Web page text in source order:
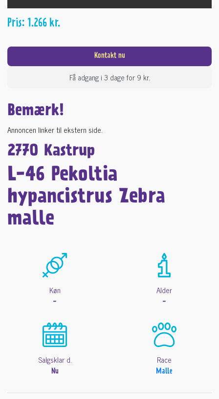
Pris: 1.266 kr.
Kontakt nu
Få adgang i 3 dage for 9 kr.
Bemærk!
Annoncen linker til ekstern side.
2770 Kastrup
L-46 Pekoltia
hypancistrus Zebra
malle
Køn
-
Alder
-
Salgsklar d.
Nu
Race
Malle